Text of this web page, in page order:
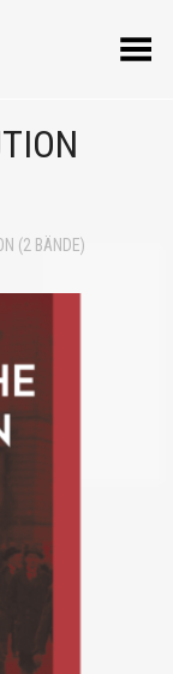
Menü umschalten
(2 BÄNDE)